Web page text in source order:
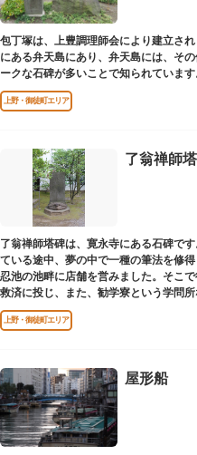
包丁塚は、上豊調理師会により建立さ
にある弁天島にあり、弁天島には、そ
ークな石碑が多いことで知られています
上野・御徒町エリア
了翁禅師
了翁禅師塔碑は、寛永寺にある石碑で
ている途中、夢の中で一種の筆法を修
忍池の池畔に店舗を営みました。そこ
救済に投じ、また、勧学寮という学問
上野・御徒町エリア
屋形船